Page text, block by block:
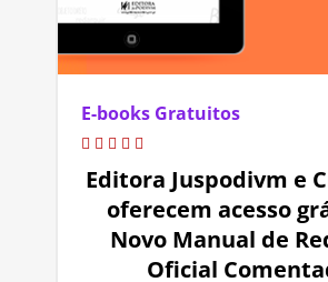
E-books Gratuitos
Editora Juspodivm e
oferecem acesso
Novo Manual de
Oficial